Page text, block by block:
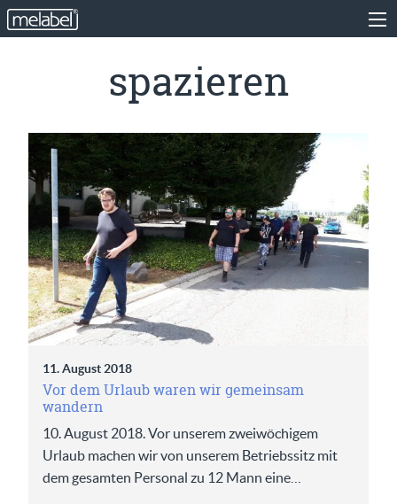
spazieren
11. August 2018
Vor dem Urlaub waren wir gemeinsam
wandern
10. August 2018. Vor unserem zweiwöchigem
Urlaub machen wir von unserem Betriebssitz mit
dem gesamten Personal zu 12 Mann eine…